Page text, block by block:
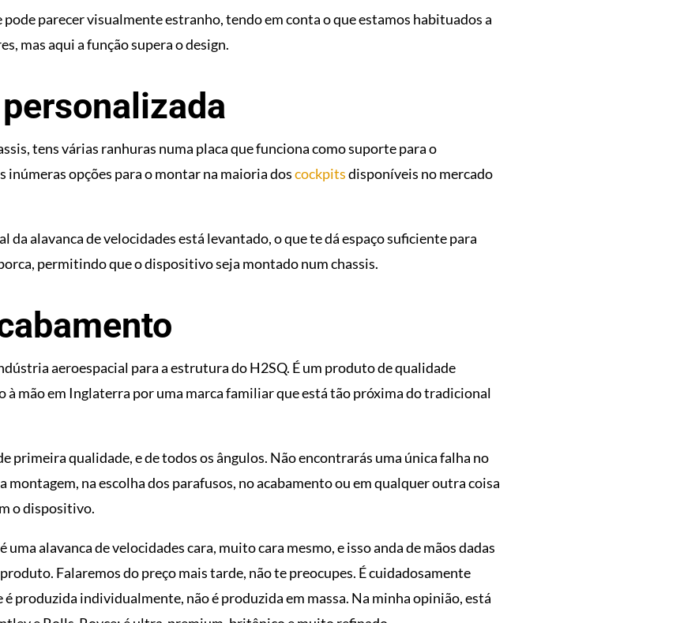
parecer visualmente estranho, tendo em conta o que estamos habituados a
mas aqui a função supera o design.
tens várias ranhuras numa placa que funciona como suporte para o
opções para o montar na maioria doscockpitsdisponíveis no mercado
alavanca de velocidades está levantado, o que te dá espaço suficiente para
permitindo que o dispositivo seja montado num chassis.
aeroespacial para a estrutura do H2SQ. É um produto de qualidade
à mão em Inglaterra por uma marca familiar que está tão próxima do tradicional
primeira qualidade, e de todos os ângulos. Não encontrarás uma única falha no
montagem, na escolha dos parafusos, no acabamento ou em qualquer outra coisa
o dispositivo.
uma alavanca de velocidades cara, muito cara mesmo, e isso anda de mãos dadas
Falaremos do preço mais tarde, não te preocupes. É cuidadosamente
é produzida individualmente, não é produzida em massa. Na minha opinião, está